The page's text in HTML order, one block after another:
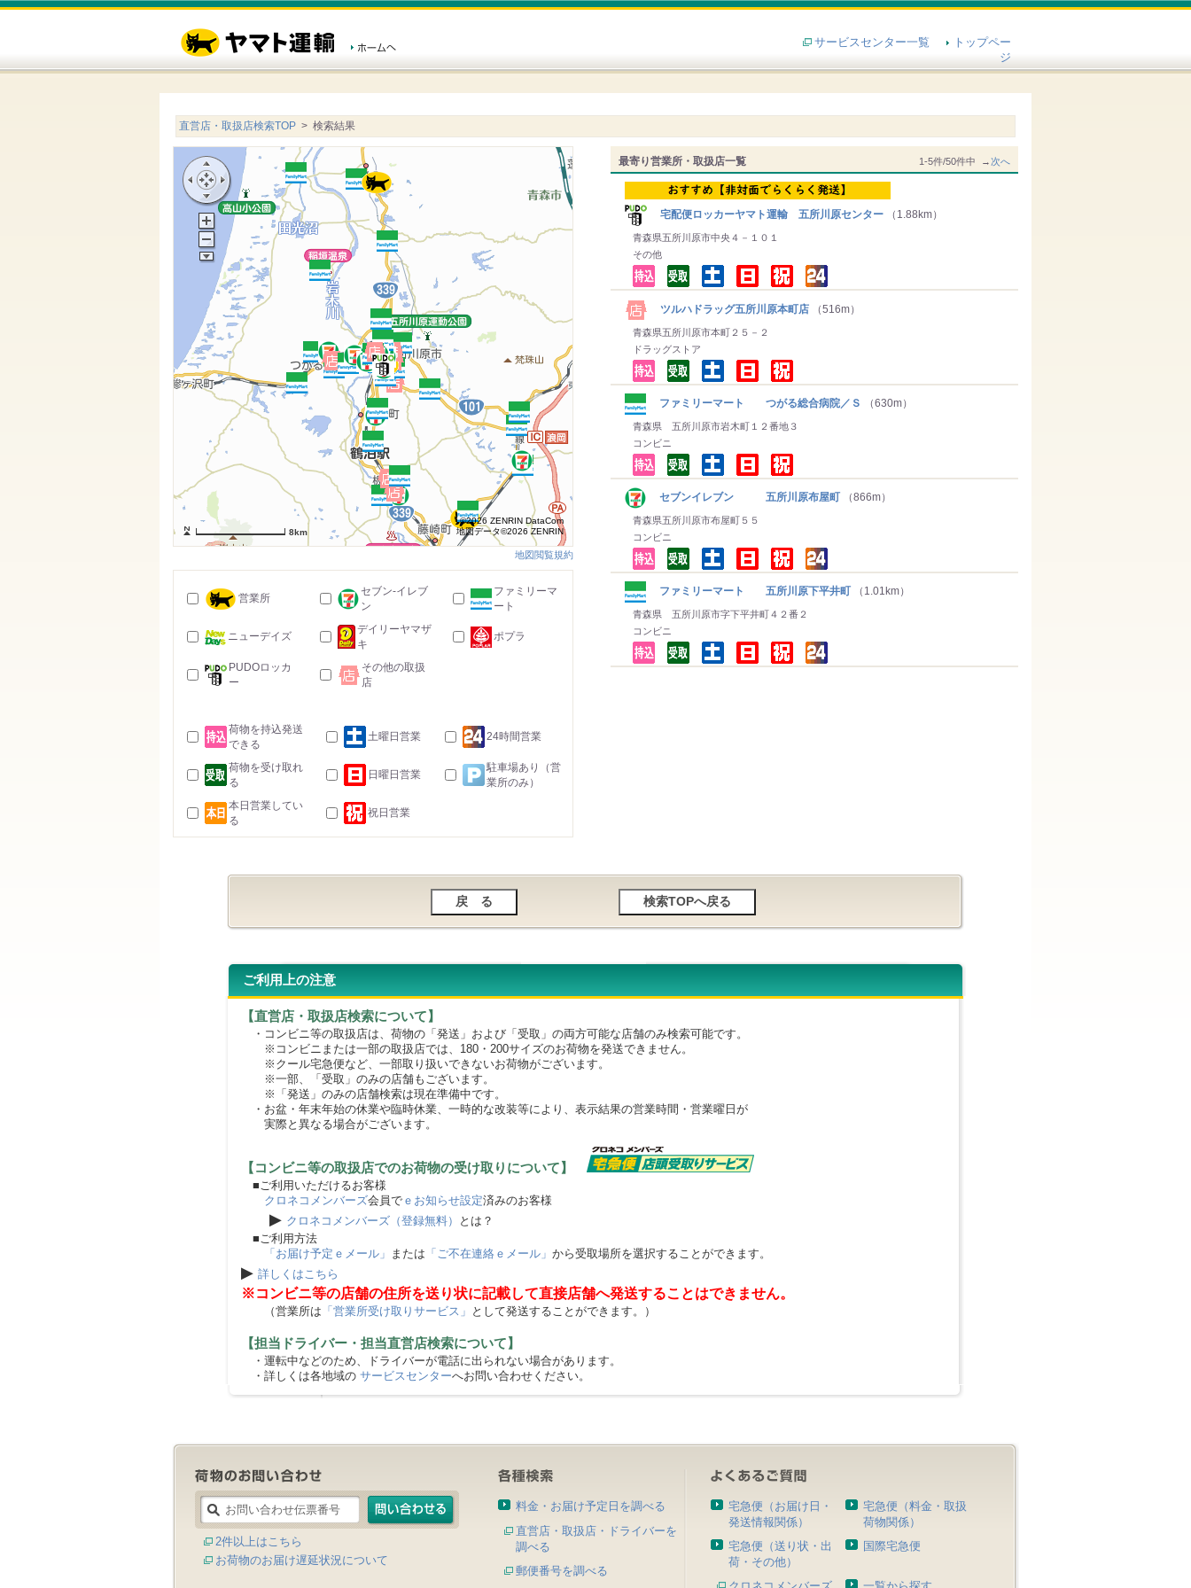
サービスセンター一覧
トップペー
ジ
直営店・取扱店検索TOP > 検索結果
最寄り営業所・取扱店一覧 1-5件/50件中 →次へ
宅配便ロッカーヤマト運輸 五所川原センター （1.88km）
青森県五所川原市中央４－１０１
その他
ツルハドラッグ五所川原本町店 （516m）
青森県五所川原市本町２５－２
ドラッグストア
ファミリーマート つがる総合病院／Ｓ （630m）
青森県 五所川原市岩木町１２番地３
コンビニ
セブンイレブン 五所川原布屋町 （866m）
青森県五所川原市布屋町５５
コンビニ
ファミリーマート 五所川原下平井町 （1.01km）
青森県 五所川原市字下平井町４２番２
コンビニ
8km
©2026 ZENRIN DataCom
地図データ©2026 ZENRIN
地図閲覧規約
営業所
セブン-イレブ
ン
ファミリーマ
ート
ニューデイズ
デイリーヤマザ
キ
ポプラ
PUDOロッカ
ー
その他の取扱
店
荷物を持込発送
できる
土曜日営業 24時間営業
荷物を受け取れ
る
日曜日営業
駐車場あり（営
業所のみ）
本日営業してい
る
祝日営業
ご利用上の注意
【直営店・取扱店検索について】
・コンビニ等の取扱店は、荷物の「発送」および「受取」の両方可能な店舗のみ検索可能です。
※コンビニまたは一部の取扱店では、180・200サイズのお荷物を発送できません。
※クール宅急便など、一部取り扱いできないお荷物がございます。
※一部、「受取」のみの店舗もございます。
※「発送」のみの店舗検索は現在準備中です。
・お盆・年末年始の休業や臨時休業、一時的な改装等により、表示結果の営業時間・営業曜日が
実際と異なる場合がございます。
【コンビニ等の取扱店でのお荷物の受け取りについて】
■ご利用いただけるお客様
クロネコメンバーズ会員で ｅお知らせ設定済みのお客様
▶ クロネコメンバーズ（登録無料）
とは？
■ご利用方法
「お届け予定ｅメール」 または 「ご不在連絡ｅメール」 から受取場所を選択することができます。
▶ 詳しくはこちら
※コンビニ等の店舗の住所を送り状に記載して直接店舗へ発送することはできません。
（営業所は 「営業所受け取りサービス」 として発送することができます。）
【担当ドライバー・担当直営店検索について】
・運転中などのため、ドライバーが電話に出られない場合があります。
・詳しくは各地域の サービスセンターへお問い合わせください。
2件以上はこちら
お荷物のお届け遅延状況について
料金・お届け予定日を調べる
直営店・取扱店・ドライバーを
調べる
郵便番号を調べる
宅急便（お届け日・
発送情報関係）
宅急便（料金・取扱
荷物関係）
宅急便（送り状・出
荷・その他）
国際宅急便